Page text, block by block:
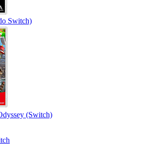
Switch)
(Switch)